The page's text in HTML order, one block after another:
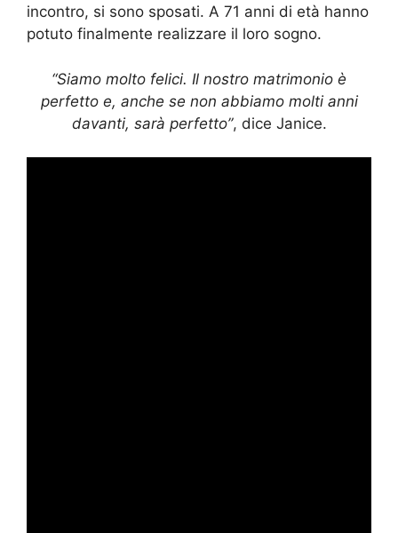
incontro, si sono sposati. A 71 anni di età hanno
potuto finalmente realizzare il loro sogno.
“Siamo molto felici. Il nostro matrimonio è
perfetto e, anche se non abbiamo molti anni
davanti, sarà perfetto”, dice Janice.